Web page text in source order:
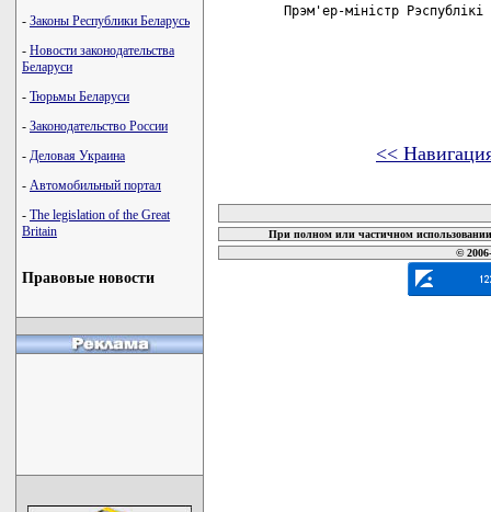
- Законы Республики Беларусь
- Новости законодательства
Беларуси
- Тюрьмы Беларуси
- Законодательство России
- Деловая Украина
- Автомобильный портал
- The legislation of the Great
Britain
Правовые новости
Прэм'ер-мiнiстр
<<
При полном или частичном
©